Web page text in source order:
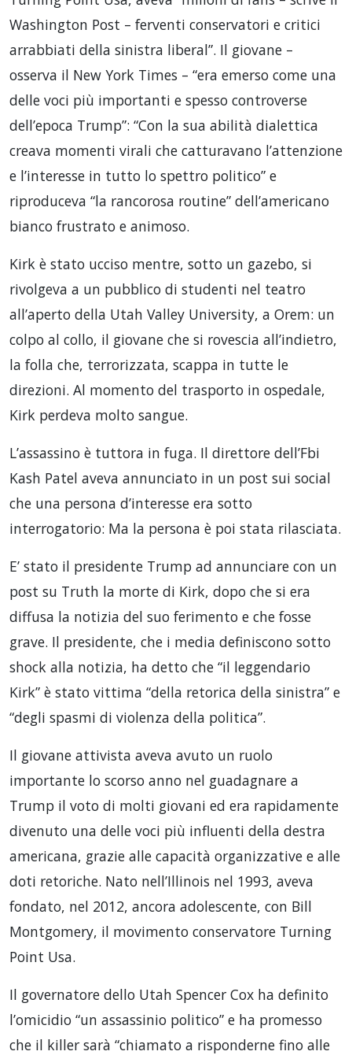
Washington Post – ferventi conservatori e critici
arrabbiati della sinistra liberal”. Il giovane –
osserva il New York Times – “era emerso come una
delle voci più importanti e spesso controverse
dell’epoca Trump”: “Con la sua abilità dialettica
creava momenti virali che catturavano l’attenzione
e l’interesse in tutto lo spettro politico” e
riproduceva “la rancorosa routine” dell’americano
bianco frustrato e animoso.
Kirk è stato ucciso mentre, sotto un gazebo, si
rivolgeva a un pubblico di studenti nel teatro
all’aperto della Utah Valley University, a Orem: un
colpo al collo, il giovane che si rovescia all’indietro,
la folla che, terrorizzata, scappa in tutte le
direzioni. Al momento del trasporto in ospedale,
Kirk perdeva molto sangue.
L’assassino è tuttora in fuga. Il direttore dell’Fbi
Kash Patel aveva annunciato in un post sui social
che una persona d’interesse era sotto
interrogatorio: Ma la persona è poi stata rilasciata.
E’ stato il presidente Trump ad annunciare con un
post su Truth la morte di Kirk, dopo che si era
diffusa la notizia del suo ferimento e che fosse
grave. Il presidente, che i media definiscono sotto
shock alla notizia, ha detto che “il leggendario
Kirk” è stato vittima “della retorica della sinistra” e
“degli spasmi di violenza della politica”.
Il giovane attivista aveva avuto un ruolo
importante lo scorso anno nel guadagnare a
Trump il voto di molti giovani ed era rapidamente
divenuto una delle voci più influenti della destra
americana, grazie alle capacità organizzative e alle
doti retoriche. Nato nell’Illinois nel 1993, aveva
fondato, nel 2012, ancora adolescente, con Bill
Montgomery, il movimento conservatore Turning
Point Usa.
Il governatore dello Utah Spencer Cox ha definito
l’omicidio “un assassinio politico” e ha promesso
che il killer sarà “chiamato a risponderne fino alle